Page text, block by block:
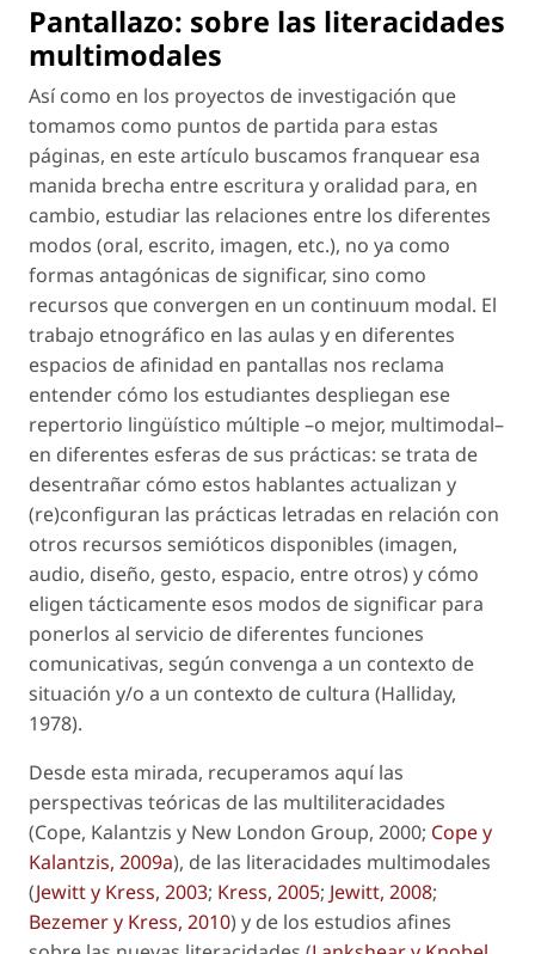
Pantallazo: sobre las literacidades
multimodales
Así como en los proyectos de investigación que
tomamos como puntos de partida para estas
páginas, en este artículo buscamos franquear esa
manida brecha entre escritura y oralidad para, en
cambio, estudiar las relaciones entre los diferentes
modos (oral, escrito, imagen, etc.), no ya como
formas antagónicas de significar, sino como
recursos que convergen en un continuum modal. El
trabajo etnográfico en las aulas y en diferentes
espacios de afinidad en pantallas nos reclama
entender cómo los estudiantes despliegan ese
repertorio lingüístico múltiple –o mejor, multimodal–
en diferentes esferas de sus prácticas: se trata de
desentrañar cómo estos hablantes actualizan y
(re)configuran las prácticas letradas en relación con
otros recursos semióticos disponibles (imagen,
audio, diseño, gesto, espacio, entre otros) y cómo
eligen tácticamente esos modos de significar para
ponerlos al servicio de diferentes funciones
comunicativas, según convenga a un contexto de
situación y/o a un contexto de cultura (Halliday,
1978).
Desde esta mirada, recuperamos aquí las
perspectivas teóricas de las multiliteracidades
(Cope, Kalantzis y New London Group, 2000; Cope y
Kalantzis, 2009a), de las literacidades multimodales
(Jewitt y Kress, 2003; Kress, 2005; Jewitt, 2008;
Bezemer y Kress, 2010) y de los estudios afines